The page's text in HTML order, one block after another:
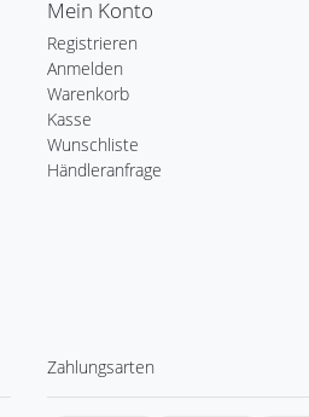
Mein Konto
Registrieren
Anmelden
Warenkorb
Kasse
Wunschliste
Händleranfrage
Zahlungsarten